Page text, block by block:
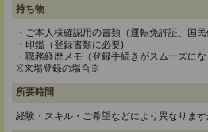
持ち物
・ご本人様確認用の書類（運転免許証、国
・印鑑（登録書類に必要)
・職務経歴メモ（登録手続きがスムーズにな
※来場登録の場合※
所要時間
経験・スキル・ご希望などにより異なります